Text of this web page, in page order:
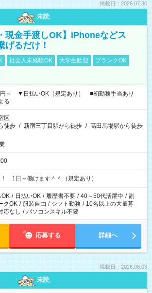
掲載日：2026.07.30
未読
現金手渡しOK】iPhoneなどス
げるだけ！
社会人未経験OK 大学生歓迎
ブランクOK
円～ ▼日払いOK（規定あり） ■初勤務手当あり
る
区
徒歩 / 新宿三丁目駅から徒歩 / 高田馬場駅から徒歩
1日～働けます＾＾（規定あり）
OK / 日払いOK / 履歴書不要 / 40～50代活躍中 / 副
クOK / 服装自由 / シフト勤務 / 10名以上の大量募
応なし / パソコンスキル不要
応募する 詳細へ
掲載日：2026.08.03
未読